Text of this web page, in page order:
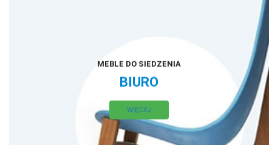
MEBLE DO SIEDZENIA
BIURO
WIĘCEJ